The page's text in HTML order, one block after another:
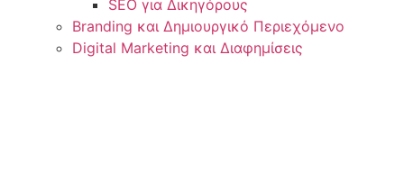
SEO για Δικηγόρους
Branding και Δημιουργικό Περιεχόμενο
Digital Marketing και Διαφημίσεις